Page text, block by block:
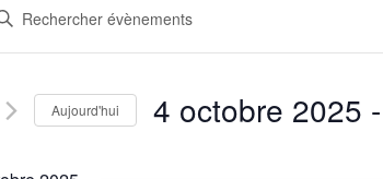
Aujourd'hui 4 octobre 2025 -